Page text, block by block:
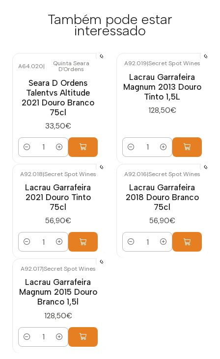
Também pode estar
interessado
A64.020| Quinta Seara
D'Ordens
Seara D Ordens
Talentvs Altitude
2021 Douro Branco
75cl
33,50€
Quantidade
A92.019|Secret Spot Wines
Lacrau Garrafeira
Magnum 2013 Douro
Tinto 1,5L
128,50€
Quantidade
A92.018|Secret Spot Wines
Lacrau Garrafeira
2021 Douro Tinto
75cl
56,90€
Quantidade
A92.016|Secret Spot Wines
Lacrau Garrafeira
2018 Douro Branco
75cl
56,90€
Quantidade
A92.017|Secret Spot Wines
Lacrau Garrafeira
Magnum 2015 Douro
Branco 1,5l
128,50€
Quantidade